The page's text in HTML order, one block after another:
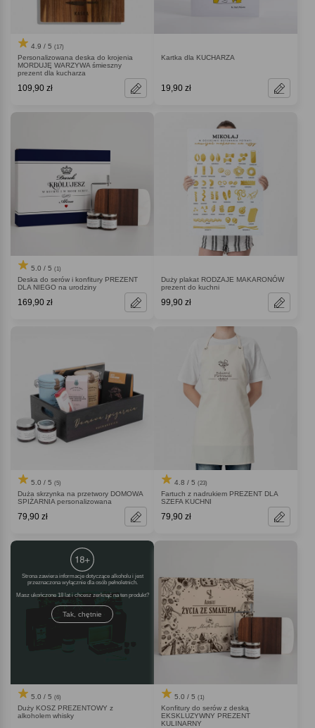
4.9 / 5 (17)
Personalizowana deska do krojenia
MORDUJĘ WARZYWA śmieszny
prezent dla kucharza
109,90 zł
Kartka dla KUCHARZA
19,90 zł
5.0 / 5 (1)
Deska do serów i konfitury PREZENT
DLA NIEGO na urodziny
169,90 zł
Duży plakat RODZAJE MAKARONÓW
prezent do kuchni
99,90 zł
5.0 / 5 (5)
Duża skrzynka na przetwory DOMOWA
SPIŻARNIA personalizowana
79,90 zł
4.8 / 5 (23)
Fartuch z nadrukiem PREZENT DLA
SZEFA KUCHNI
79,90 zł
Strona zawiera informacje dotyczące alkoholu i jest
przeznaczona wyłącznie dla osób pełnoletnich.
Masz ukończone 18 lat i chcesz zerknąć na ten produkt
Tak, chętnie
5.0 / 5 (6)
Duży KOSZ PREZENTOWY z
alkoholem whisky
5.0 / 5 (1)
Konfitury do serów z deską
EKSKLUZYWNY PREZENT
KULINARNY